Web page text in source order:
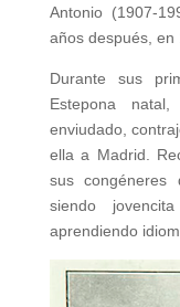
Antonio (1907-
años después, en
Durante sus
Estepona
enviudado,
ella a Madrid.
sus
siendo
aprendiendo